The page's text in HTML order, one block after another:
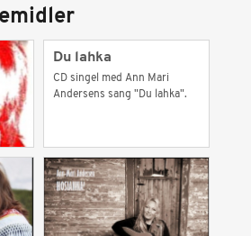
Du lahka
CD singel med Ann Mari
Andersens sang "Du lahka".